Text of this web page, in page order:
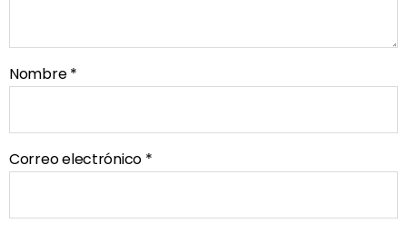
Nombre*
Correo electrónico *